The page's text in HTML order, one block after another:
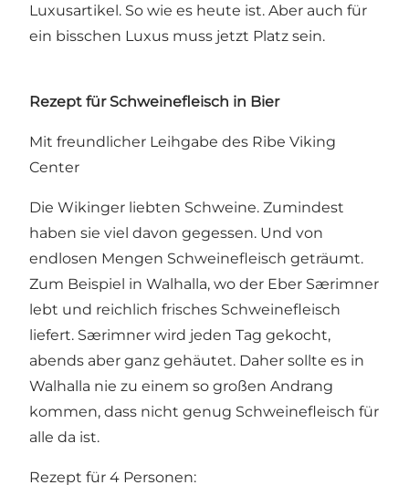
Luxusartikel. So wie es heute ist. Aber auch für
ein bisschen Luxus muss jetzt Platz sein.
Rezept für Schweinefleisch in Bier
Mit freundlicher Leihgabe des Ribe Viking
Center
Die Wikinger liebten Schweine. Zumindest
haben sie viel davon gegessen. Und von
endlosen Mengen Schweinefleisch geträumt.
Zum Beispiel in Walhalla, wo der Eber Særimner
lebt und reichlich frisches Schweinefleisch
liefert. Særimner wird jeden Tag gekocht,
abends aber ganz gehäutet. Daher sollte es in
Walhalla nie zu einem so großen Andrang
kommen, dass nicht genug Schweinefleisch für
alle da ist.
Rezept für 4 Personen: